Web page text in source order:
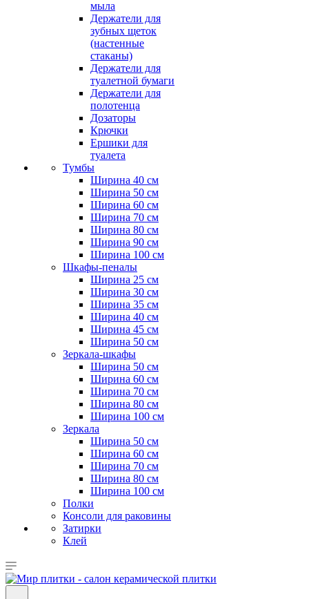
мыла
Держатели для
зубных щеток
(настенные
стаканы)
Держатели для
туалетной бумаги
Держатели для
полотенца
Дозаторы
Крючки
Ершики для
туалета
Тумбы
Ширина 40 см
Ширина 50 см
Ширина 60 см
Ширина 70 см
Ширина 80 см
Ширина 90 см
Ширина 100 см
Шкафы-пеналы
Ширина 25 см
Ширина 30 см
Ширина 35 см
Ширина 40 см
Ширина 45 см
Ширина 50 см
Зеркала-шкафы
Ширина 50 см
Ширина 60 см
Ширина 70 см
Ширина 80 см
Ширина 100 см
Зеркала
Ширина 50 см
Ширина 60 см
Ширина 70 см
Ширина 80 см
Ширина 100 см
Полки
Консоли для раковины
Затирки
Клей